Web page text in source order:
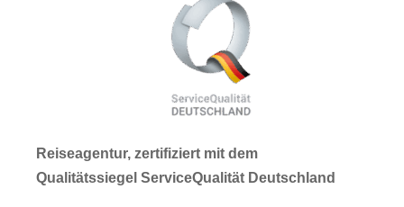
Reiseagentur, zertifiziert mit dem
Qualitätssiegel ServiceQualität Deutschland